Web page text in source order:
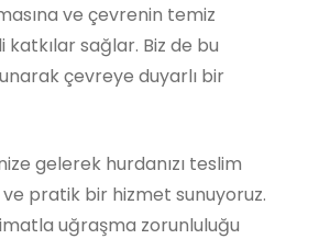
ve çevrenin temiz
sağlar. Biz de bu
çevreye duyarlı bir
gelerek hurdanızı teslim
ve pratik bir hizmet sunuyoruz.
uğraşma zorunluluğu